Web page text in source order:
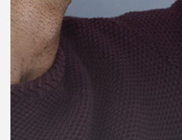
ข่าว
และ
กิจกรรม
เกี่ยว
กับ
เรา